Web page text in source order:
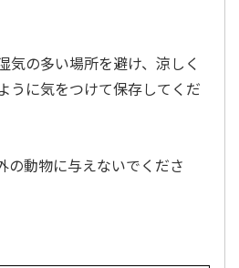
気の多い場所を避け、涼しく
うに気をつけて保存してくだ
の動物に与えないでくださ